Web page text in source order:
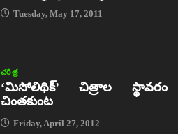
Tuesday, May 17, 2011
చరిత్ర
‘మిసోలిథిక్‌’ చిత్రాల స్థావరం
చింతకుంట
Friday, April 27, 2012